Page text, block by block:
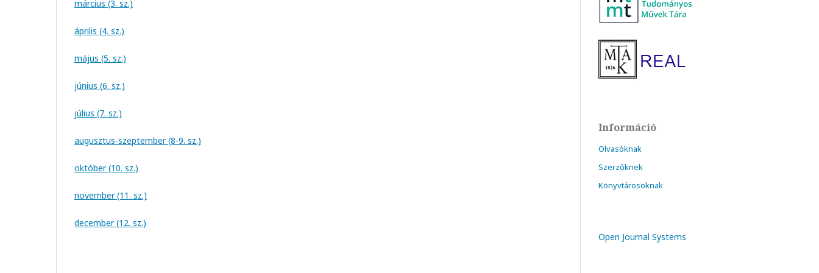
március (3. sz.)
április (4. sz.)
május (5. sz.)
június (6. sz.)
július (7. sz.)
augusztus-szeptember (8-9. sz.)
október (10. sz.)
november (11. sz.)
december (12. sz.)
Információ
Olvasóknak
Szerzőknek
Könyvtárosoknak
Open Journal Systems